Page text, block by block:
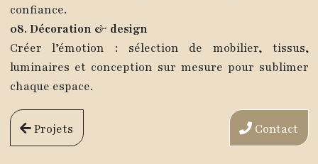
confiance.
08. Décoration & design
Créer l’émotion : sélection de mobilier, tissus,
luminaires et conception sur mesure pour sublimer
chaque espace.
Projets Contact